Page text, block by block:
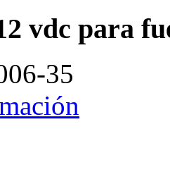
vdc para
35